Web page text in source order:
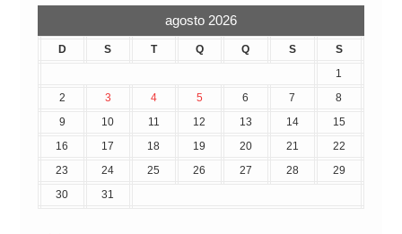
agosto 2026
D S T Q Q S
S
1
2
3 4 5 6 7
8
9
10 11 12 13 14
15
16
17 18 19 20 21
22
23
24 25 26 27 28
29
30
31